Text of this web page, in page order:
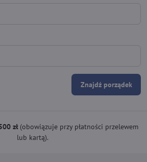
Znajdź porządek
zł(obowiązuje przy płatności przelewem
lub kartą).